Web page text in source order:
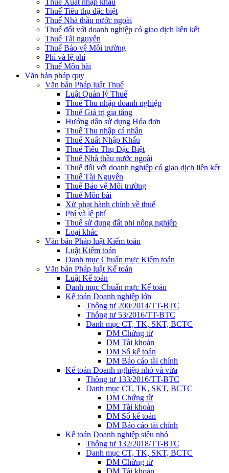
Thuế Xuất nhập khẩu
Thuế Tiêu thụ đặc biệt
Thuế Nhà thầu nước ngoài
Thuế đối với doanh nghiệp có giao dịch liên kết
Thuế Tài nguyên
Thuế Bảo vệ Môi trường
Phí và lệ phí
Thuế Môn bài
Văn bản pháp quy
Văn bản Pháp luật Thuế
Luật Quản lý Thuế
Thuế Thu nhập doanh nghiệp
Thuế Giá trị gia tăng
Hướng dẫn sử dụng Hóa đơn
Thuế Thu nhập cá nhân
Thuế Xuất Nhập Khẩu
Thuế Tiêu Thụ Đặc Biệt
Thuế Nhà thầu nước ngoài
Thuế đối với doanh nghiệp có giao dịch liên kết
Thuế Tài Nguyên
Thuế Bảo vệ Môi trường
Thuế Môn bài
Xử phạt hành chính về thuế
Phí và lệ phí
Thuế sử dụng đất phi nông nghiệp
Loại khác
Văn bản Pháp luật Kiểm toán
Luật Kiểm toán
Danh mục Chuẩn mực Kiểm toán
Văn bản Pháp luật Kế toán
Luật Kế toán
Danh mục Chuẩn mực Kế toán
Kế toán Doanh nghiệp lớn
Thông tư 200/2014/TT-BTC
Thông tư 53/2016/TT-BTC
Danh mục CT, TK, SKT, BCTC
DM Chứng từ
DM Tài khoản
DM Sổ kế toán
DM Báo cáo tài chính
Kế toán Doanh nghiệp nhỏ và vừa
Thông tư 133/2016/TT-BTC
Danh mục CT, TK, SKT, BCTC
DM Chứng từ
DM Tài khoản
DM Sổ kế toán
DM Báo cáo tài chính
Kế toán Doanh nghiệp siêu nhỏ
Thông tư 132/2018/TT-BTC
Danh mục CT, TK, SKT, BCTC
DM Chứng từ
DM Tài khoản